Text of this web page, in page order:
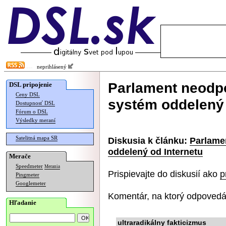
neprihlásený
DSL pripojenie
Ceny DSL
Dostupnosť DSL
Fórum o DSL
Výsledky meraní
Satelitná mapa SR
Merače
Speedmeter Merania
Pingmeter
Googlemeter
Hľadanie
Parlament
systém
Diskusia k článku:
oddelený od Internetu
Prispievajte do diskusií ako
Komentár, na ktorý
ultraradikálny fakticizmus